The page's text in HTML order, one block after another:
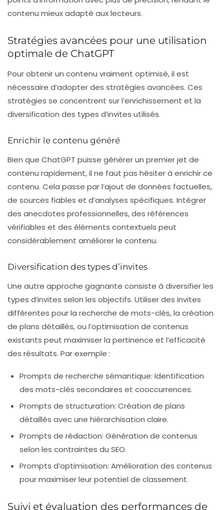
contenu mieux adapté aux lecteurs.
Stratégies avancées pour une utilisation
optimale de ChatGPT
Pour obtenir un contenu vraiment optimisé, il est
nécessaire d’adopter des stratégies avancées. Ces
stratégies se concentrent sur l’enrichissement et la
diversification des types d’invites utilisés.
Enrichir le contenu généré
Bien que ChatGPT puisse générer un premier jet de
contenu rapidement, il ne faut pas hésiter à enrichir ce
contenu. Cela passe par l’ajout de données factuelles,
de sources fiables et d’analyses spécifiques. Intégrer
des anecdotes professionnelles, des références
vérifiables et des éléments contextuels peut
considérablement améliorer le contenu.
Diversification des types d’invites
Une autre approche gagnante consiste à diversifier les
types d’invites selon les objectifs. Utiliser des invites
différentes pour la recherche de mots-clés, la création
de plans détaillés, ou l’optimisation de contenus
existants peut maximiser la pertinence et l’efficacité
des résultats. Par exemple :
Prompts de recherche sémantique: Identification
des mots-clés secondaires et cooccurrences.
Prompts de structuration: Création de plans
détaillés avec une hiérarchisation claire.
Prompts de rédaction: Génération de contenus
selon les contraintes du SEO.
Prompts d’optimisation: Amélioration des contenus
pour maximiser leur potentiel de classement.
Suivi et évaluation des performances de